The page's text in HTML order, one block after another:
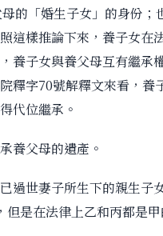
的「婚生子女」的身份；
這樣推論下來，養子女在
養子女與養父母互有繼承
釋字70號解釋文來看，養
代位繼承。
養父母的遺產。
過世妻子所生下的親生子
是在法律上乙和丙都是